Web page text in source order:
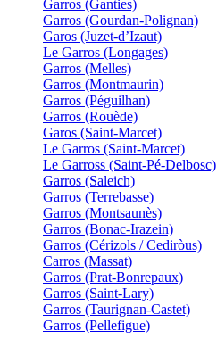
Garros (Ganties)
Garros (Gourdan-Polignan)
Garos (Juzet-d’Izaut)
Le Garros (Longages)
Garros (Melles)
Garros (Montmaurin)
Garros (Péguilhan)
Garros (Rouède)
Garos (Saint-Marcet)
Le Garros (Saint-Marcet)
Le Garross (Saint-Pé-Delbosc)
Garros (Saleich)
Garros (Terrebasse)
Garros (Montsaunès)
Garros (Bonac-Irazein)
Garros (Cérizols / Cediròus)
Carros (Massat)
Garros (Prat-Bonrepaux)
Garros (Saint-Lary)
Garros (Taurignan-Castet)
Garros (Pellefigue)